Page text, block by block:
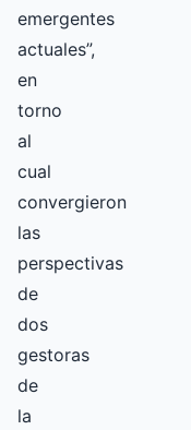
emergentes
actuales”,
en
torno
al
cual
convergieron
las
perspectivas
de
dos
gestoras
de
la